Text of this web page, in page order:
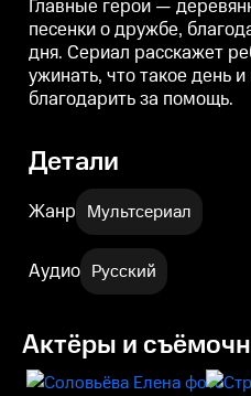
Главные герои —
песенки о дружбе,
дня. Сериал расскажет
ужинать, что такое день
благодарить за помощь.
Детали
Жанр Мультсериал
Аудио Русский
Актёры и